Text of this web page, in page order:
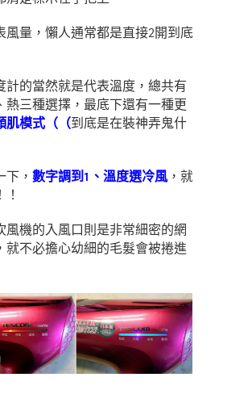
風量，懶人通常都是直接2開到底
計的當然就是代表溫度，總共有
熱三種選擇，最底下還有一種更
肌模式（（到底是在裝神弄鬼什
下， 數字調到1、溫度選冷風 ，就
吹風機的入風口則是非常細密的網
就不必擔心幼細的毛髮會被捲進